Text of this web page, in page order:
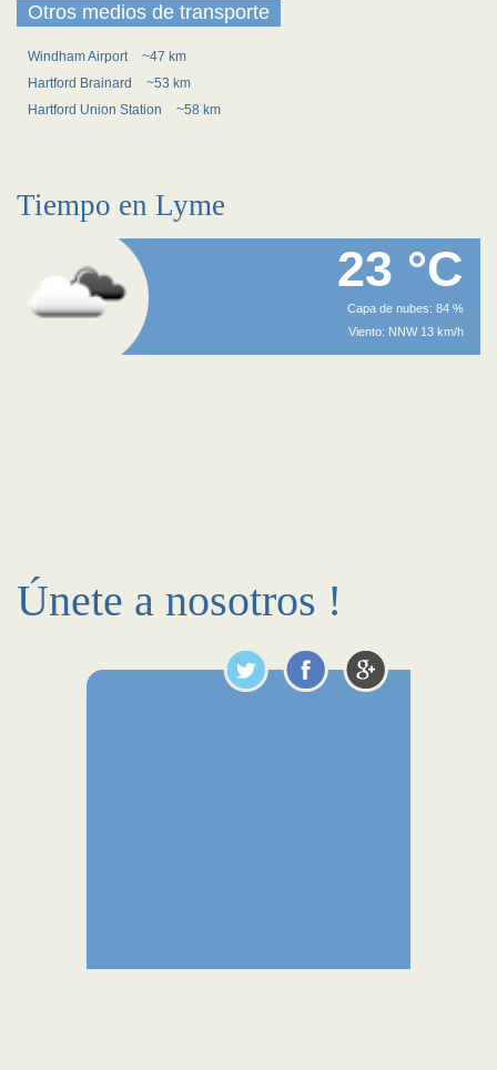
Otros medios de transporte
Windham Airport
~47 km
Hartford Brainard
~53 km
Hartford Union Station
~58 km
Tiempo en Lyme
23 °C
Capa de nubes: 84 %
Viento: NNW 13 km/h
Únete a nosotros !